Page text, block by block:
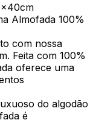
Almofada 100%
com nossa
Feita com 100%
oferece uma
do algodão
é